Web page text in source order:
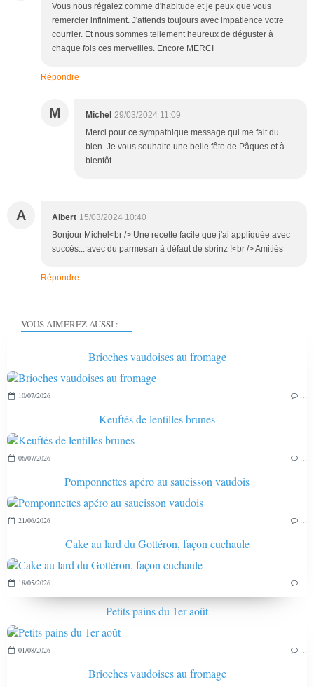
Vous nous régalez comme d'habitude et je peux que vous
remercier infiniment. J'attends toujours avec impatience votre
courrier. Et nous sommes tellement heureux de déguster à
chaque fois ces merveilles. Encore MERCI
Répondre
M Michel 29/03/2024 11:09
Merci pour ce sympathique message qui me fait du
bien. Je vous souhaite une belle fête de Pâques et à
bientôt.
A Albert 15/03/2024 10:40
Bonjour Michel<br /> Une recette facile que j'ai appliquée avec
succès... avec du parmesan à défaut de sbrinz !<br /> Amitiés
Répondre
VOUS AIMEREZ AUSSI :
Brioches vaudoises au fromage
10/07/2026
Keuftés de lentilles brunes
06/07/2026
Pomponnettes apéro au saucisson vaudois
21/06/2026
Cake au lard du Gottéron, façon cuchaule
18/05/2026
Petits pains du 1er août
01/08/2026
Brioches vaudoises au fromage